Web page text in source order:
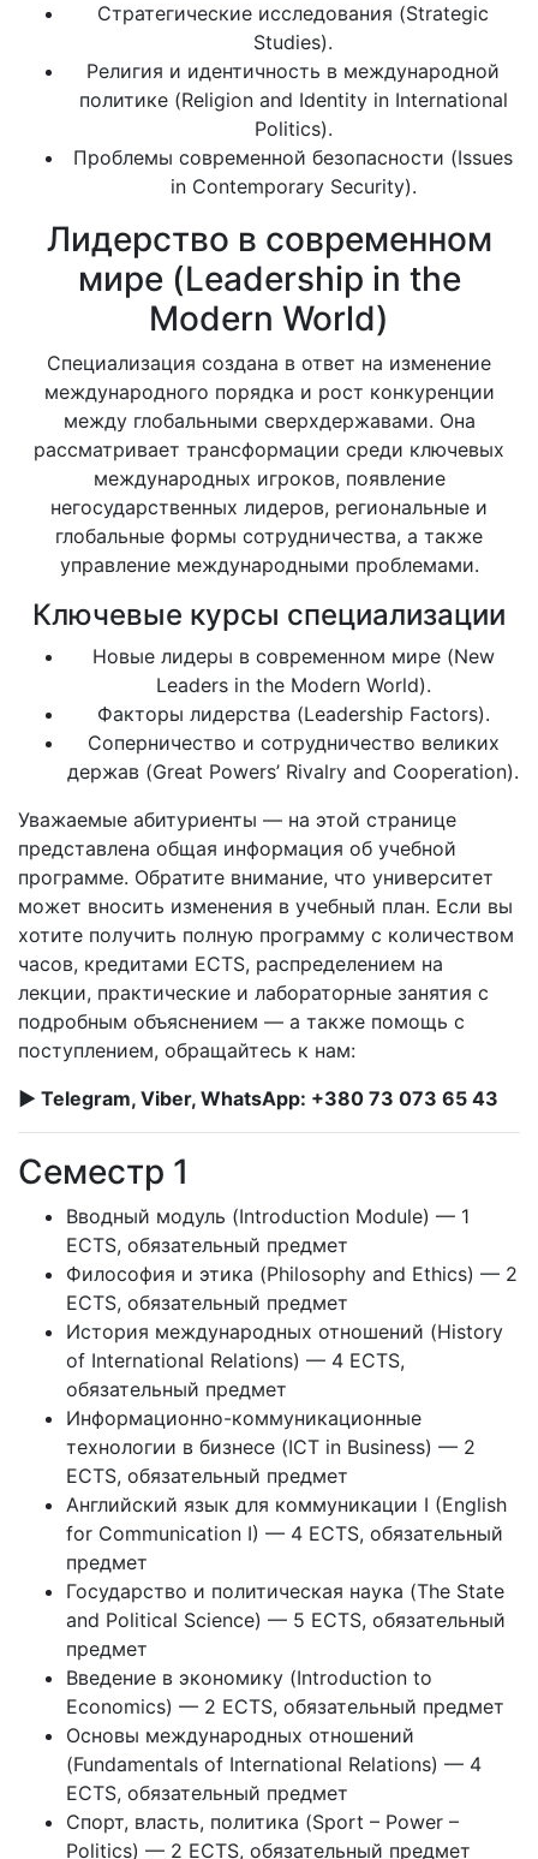
Стратегические исследования (Strategic
Studies).
Религия и идентичность в международной
политике (Religion and Identity in International
Politics).
Проблемы современной безопасности (Issues
in Contemporary Security).
Лидерство в современном
мире (Leadership in the
Modern World)
Специализация создана в ответ на изменение
международного порядка и рост конкуренции
между глобальными сверхдержавами. Она
рассматривает трансформации среди ключевых
международных игроков, появление
негосударственных лидеров, региональные и
глобальные формы сотрудничества, а также
управление международными проблемами.
Ключевые курсы специализации
Новые лидеры в современном мире (New
Leaders in the Modern World).
Факторы лидерства (Leadership Factors).
Соперничество и сотрудничество великих
держав (Great Powers’ Rivalry and Cooperation).
Уважаемые абитуриенты — на этой странице
представлена общая информация об учебной
программе. Обратите внимание, что университет
может вносить изменения в учебный план. Если вы
хотите получить полную программу с количеством
часов, кредитами ECTS, распределением на
лекции, практические и лабораторные занятия с
подробным объяснением — а также помощь с
поступлением, обращайтесь к нам:
► Telegram, Viber, WhatsApp: +380 73 073 65 43
Семестр 1
Вводный модуль (Introduction Module) — 1
ECTS, обязательный предмет
Философия и этика (Philosophy and Ethics) — 2
ECTS, обязательный предмет
История международных отношений (History
of International Relations) — 4 ECTS,
обязательный предмет
Информационно-коммуникационные
технологии в бизнесе (ICT in Business) — 2
ECTS, обязательный предмет
Английский язык для коммуникации I (English
for Communication I) — 4 ECTS, обязательный
предмет
Государство и политическая наука (The State
and Political Science) — 5 ECTS, обязательный
предмет
Введение в экономику (Introduction to
Economics) — 2 ECTS, обязательный предмет
Основы международных отношений
(Fundamentals of International Relations) — 4
ECTS, обязательный предмет
Спорт, власть, политика (Sport – Power –
Politics) — 2 ECTS, обязательный предмет